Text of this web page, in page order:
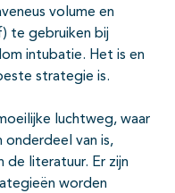
volume en
te gebruiken bij
intubatie. Het is en
strategie is.
luchtweg, waar
onderdeel van is,
literatuur. Er zijn
worden